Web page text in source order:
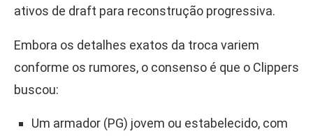
ativos de draft para reconstrução progressiva.
Embora os detalhes exatos da troca variem
conforme os rumores, o consenso é que o Clippers
buscou:
Um armador (PG) jovem ou estabelecido, com